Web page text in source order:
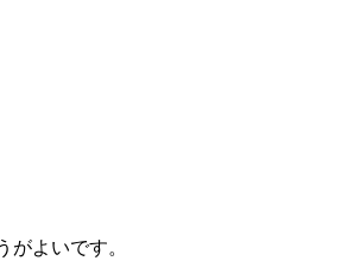
よいです。